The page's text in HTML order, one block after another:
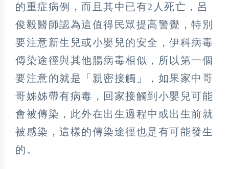
的重症病例，而且其中已有2人死亡，呂
俊毅醫師認為這值得民眾提高警覺，特別
要注意新生兒或小嬰兒的安全，伊科病毒
傳染途徑與其他腸病毒相似，所以第一個
要注意的就是「親密接觸」，如果家中哥
哥姊姊帶有病毒，回家接觸到小嬰兒可能
會被傳染，此外在出生過程中或出生前就
被感染，這樣的傳染途徑也是有可能發生
的。